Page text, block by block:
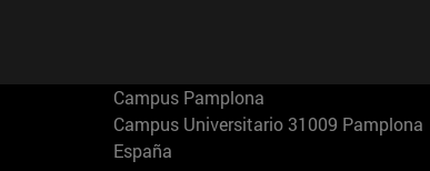
Campus Pamplona
Campus Universitario 31009 Pamplona
España